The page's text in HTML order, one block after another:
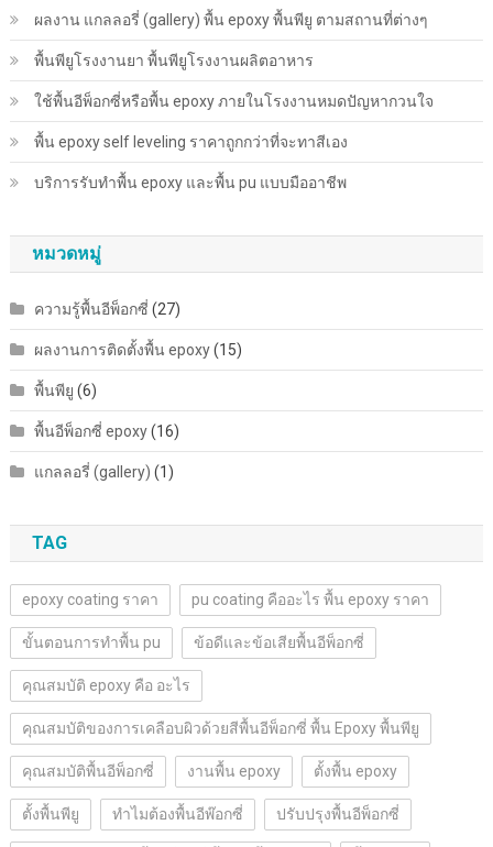
ผลงาน แกลลอรี่ (gallery) พื้น epoxy พื้นพียู ตามสถานที่ต่างๆ
พื้นพียู​โรงงานยา พื้นพียู​โรงงานผลิตอาหาร
ใช้พื้นอีพ็อกซี่หรือพื้น epoxy ภายในโรงงานหมดปัญหากวนใจ
พื้น epoxy self leveling ราคาถูกกว่าที่จะทาสีเอง
บริการรับทำพื้น epoxy และพื้น pu แบบมืออาชีพ
หมวดหมู่
ความรู้พื้นอีพ็อกซี่ (27)
ผลงานการติดตั้งพื้น epoxy(15)
พื้นพียู (6)
พื้นอีพ็อกซี่ epoxy(16)
แกลลอรี่ (gallery) (1)
TAG
epoxy coating ราคา pu coating คืออะไร พื้น epoxy ราคา
ขั้นตอนการทำพื้น pu ข้อดีและข้อเสียพื้นอีพ็อกซี่
คุณสมบัติ epoxy คือ อะไร
คุณสมบัติของการเคลือบผิวด้วยสีพื้นอีพ็อกซี่ พื้น Epoxy พื้นพียู
คุณสมบัติพื้นอีพ็อกซี่ งานพื้น epoxy ตั้งพื้น epoxy
ตั้งพื้นพียู ทำไมต้องพื้นอีพ๊อกซี่ ปรับปรุงพื้นอีพ็อกซี่